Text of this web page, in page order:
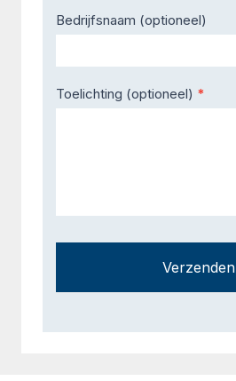
Bedrijfsnaam (optioneel)
Toelichting (optioneel) *
Verzenden